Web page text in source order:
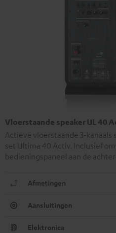
Vloerstaande speaker UL 40
Actieve vloerstaande 3-kanaals
set Ultima 40 Activ. Inclusief
bedieningspaneel aan de
Afmetingen
Aansluitingen
Elektronica